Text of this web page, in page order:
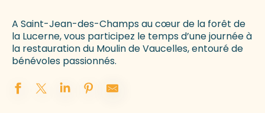
A Saint-Jean-des-Champs au cœur de la forêt de
la Lucerne, vous participez le temps d’une journée à
la restauration du Moulin de Vaucelles, entouré de
bénévoles passionnés.